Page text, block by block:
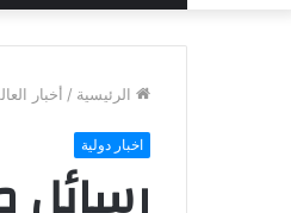
الرئيسية / أخبار
اخبار دولية